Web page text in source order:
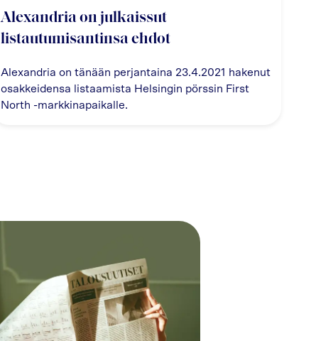
Alexandria on julkaissut
listautumisantinsa ehdot
Alexandria on tänään perjantaina 23.4.2021 hakenut
osakkeidensa listaamista Helsingin pörssin First
North -markkinapaikalle.